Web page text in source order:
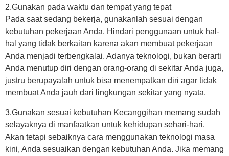
2.Gunakan pada waktu dan tempat yang tepat
Pada saat sedang bekerja, gunakanlah sesuai dengan
kebutuhan pekerjaan Anda. Hindari penggunaan untuk hal-
hal yang tidak berkaitan karena akan membuat pekerjaan
Anda menjadi terbengkalai. Adanya teknologi, bukan berarti
Anda menutup diri dengan orang-orang di sekitar Anda juga,
justru berupayalah untuk bisa menempatkan diri agar tidak
membuat Anda jauh dari lingkungan sekitar yang nyata.
3.Gunakan sesuai kebutuhan Kecanggihan memang sudah
selayaknya di manfaatkan untuk kehidupan sehari-hari.
Akan tetapi sebaiknya cara menggunakan teknologi masa
kini, Anda sesuaikan dengan kebutuhan Anda. Jika memang